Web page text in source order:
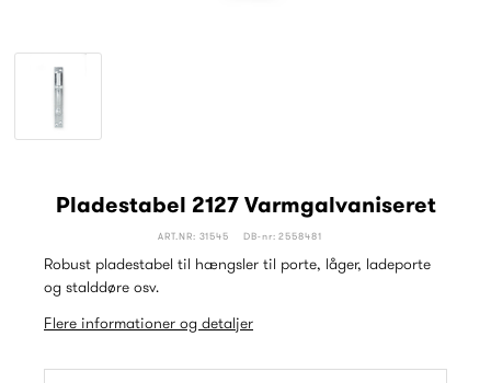
Pladestabel 2127 Varmgalvaniseret
ART.NR: 31545 DB-nr: 2558481
Robust pladestabel til hængsler til porte, låger, ladeporte
og stalddøre osv.
Flere informationer og detaljer